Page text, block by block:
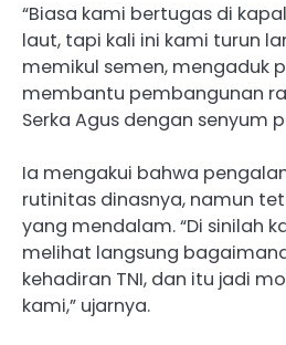
“Biasa kami bertugas di
laut, tapi kali ini kami turun
memikul semen, mengaduk
membantu pembangunan
Serka Agus dengan senyum
Ia mengakui bahwa
rutinitas dinasnya, namun
yang mendalam. “Di sinilah
melihat langsung
kehadiran TNI, dan itu jadi
kami,” ujarnya.